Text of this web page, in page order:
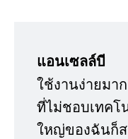
แอนเซลล์บี
ใช้งานง่ายมา
ที่ไม่ชอบเทคโ
ใหญ่ของฉันก็ส